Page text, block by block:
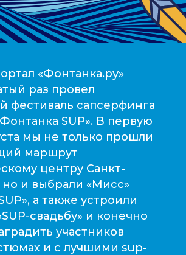
«Фонтанка.ру»
раз провел
фестиваль сапсерфинга
SUP». В первую
мы не только прошли
маршрут
центру Санкт-
но и выбрали «Мисс»
а также устроили
свадьбу» и конечно
участников
и с лучшими sup-
по карте, чтобы
больше